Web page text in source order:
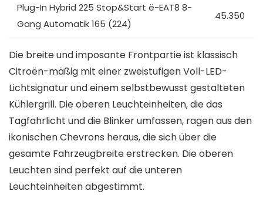
Plug-In Hybrid 225 Stop&Start ë-EAT8 8-
Gang Automatik 165 (224)
45.350
Die breite und imposante Frontpartie ist klassisch
Citroën-mäßig mit einer zweistufigen Voll-LED-
Lichtsignatur und einem selbstbewusst gestalteten
Kühlergrill. Die oberen Leuchteinheiten, die das
Tagfahrlicht und die Blinker umfassen, ragen aus den
ikonischen Chevrons heraus, die sich über die
gesamte Fahrzeugbreite erstrecken. Die oberen
Leuchten sind perfekt auf die unteren
Leuchteinheiten abgestimmt.